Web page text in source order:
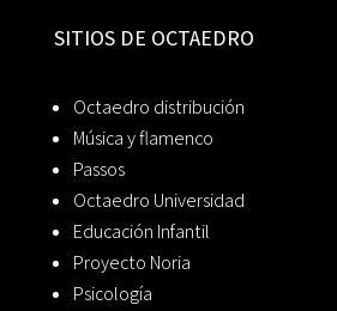
SITIOS DE OCTAEDRO
Octaedro distribución
Música y flamenco
Passos
Octaedro Universidad
Educación Infantil
Proyecto Noria
Psicología